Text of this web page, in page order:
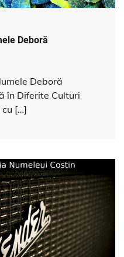
Deboră
Deboră
în Diferite Culturi
cu […]